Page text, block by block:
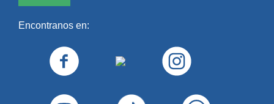
Encontranos en: